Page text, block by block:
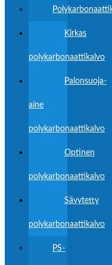
Kirkas
polykarbonaattikalvo
Palonsuoja-
aine
polykarbonaattikalvo
Optinen
polykarbonaattikalvo
Sävytetty
polykarbonaattikalvo
PS-